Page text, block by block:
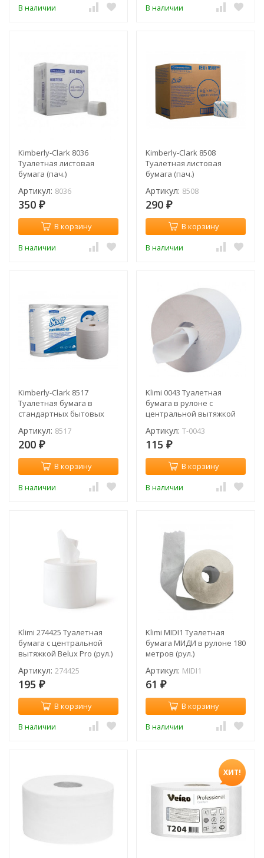
В наличии В наличии
Kimberly-Clark 8036
Туалетная листовая
бумага (пач.)
Артикул: 8036
350 ₽
В корзину
В наличии
Kimberly-Clark 8508
Туалетная листовая
бумага (пач.)
Артикул: 8508
290 ₽
В корзину
В наличии
Kimberly-Clark 8517
Туалетная бумага в
стандартных бытовых
Артикул: 8517
200 ₽
В корзину
В наличии
Klimi 0043 Туалетная
бумага в рулоне с
центральной вытяжкой
Артикул: T-0043
115 ₽
В корзину
В наличии
Klimi 274425 Туалетная
бумага c центральной
вытяжкой Belux Pro (рул.)
Артикул: 274425
195 ₽
В корзину
В наличии
Klimi MIDI1 Туалетная
бумага МИДИ в рулоне 180
метров (рул.)
Артикул: MIDI1
61 ₽
В корзину
В наличии
ХИТ!